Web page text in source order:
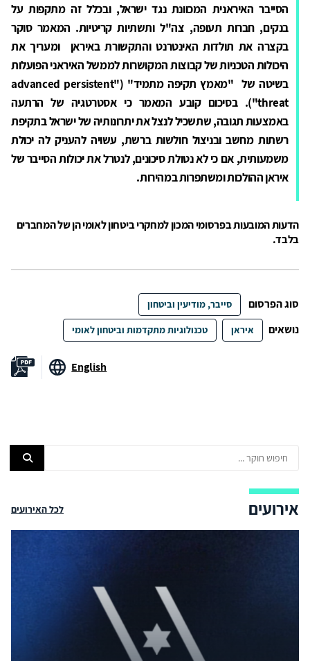
הסייבר האיראנית המכוונת נגד ישראל, ובכלל זה מתקפות על
בנקים, חברות תעופה, צה"ל ותשתיות קריטיות. המאמר סוקר
בקצרה את תולדות האינטרנט והתקשורת באיראן ומעריך את
היכולות הטכניות של קבוצות המקושרות לממשל האיראני הפועלות
בשיטה של "מאמץ תקיפה מתמיד" ("advanced persistent
threat"). בסיכום קובע המאמר כי אסטרטגיה של הרתעה
באמצעות תגובה, שתשכיל לנצל את יתרונותיה של ישראל בתקיפת
רשתות מחשב ובניצול חולשות ברשת, עשויה להעניק לה יכולת
משמעותית, אם כי לא נטולת סיכונים, לנטרל את יכולות הסייבר של
איראן ההולכות ומשתפרות במהירות.
הדעות המובעות בפרסומי המכון למחקרי ביטחון לאומי הן של המחברים
בלבד.
סוג הפרסום סייבר, מודיעין וביטחון
נושאים איראן טכנולוגיות מתקדמות וביטחון לאומי
English
אירועים לכל האירועים